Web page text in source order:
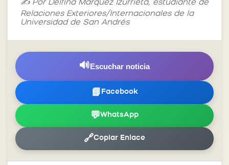
✍️ Por Delfina Marquez Izurrieta, estudiante de
Relaciones Exteriores/Internacionales de la
Universidad de San Andrés
🔊Escuchar noticia
📘 Facebook
💬WhatsApp
🔗Copiar Enlace